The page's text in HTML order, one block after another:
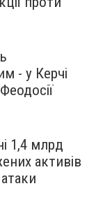
- у Керчі
1,4 млрд
активів